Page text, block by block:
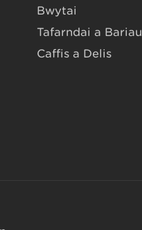
Bwytai
Tafarndai a Bariau
Caffis a Delis